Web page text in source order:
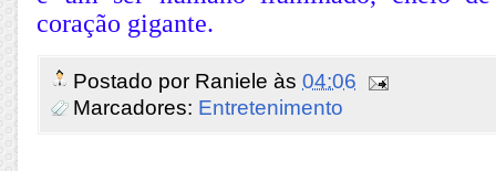
coração gigante.
Postado por Raniele às 04:06
Marcadores: Entretenimento